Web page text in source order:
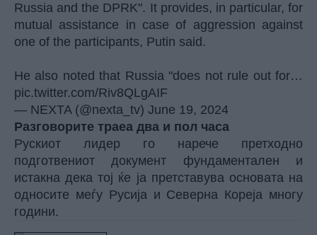
Russia and the DPRK". It provides, in particular, for
mutual assistance in case of aggression against
one of the participants, Putin said.
He also noted that Russia "does not rule out for…
pic.twitter.com/Riv8QLgAIF
— NEXTA (@nexta_tv) June 19, 2024
Разговорите траеа два и пол часа
Рускиот лидер го нарече претходно
подготвениот документ фундаментален и
истакна дека тој ќе ја претставува основата на
односите меѓу Русија и Северна Кореја многу
години.